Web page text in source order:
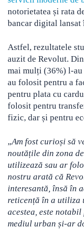
notorietatea și rata
bancar digital lansat
Astfel, rezultatele
auzit de Revolut.
mai mulți (36%) l-
au folosit pentru a
pentru plata cu
folosit pentru
fizic, dar și pentru
„Am fost curioși să
noutățile din zona
utilizează sau ar
nostru arată că
interesantă, însă în
reticență în a utiliza
acestea, este
mediul urban și-ar